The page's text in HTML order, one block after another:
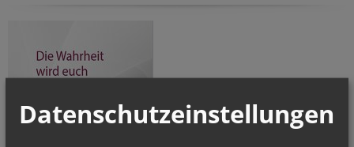
Datenschutzeinstellungen